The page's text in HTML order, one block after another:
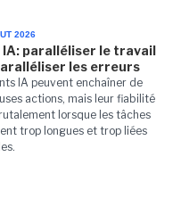
2026
paralléliser le travail
les erreurs
IA peuvent enchaîner de
actions, mais leur fiabilité
lorsque les tâches
trop longues et trop liées